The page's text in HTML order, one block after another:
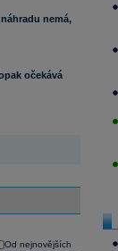
nemá,
očekává
Od nejnovějších